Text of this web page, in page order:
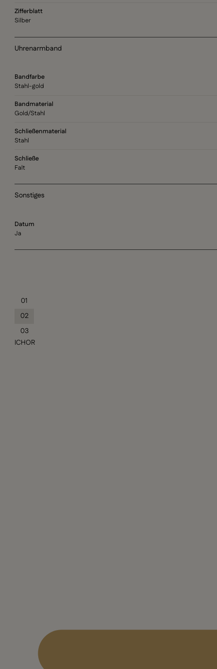
Zifferblatt
Silber
Uhrenarmband
Bandfarbe
Stahl-gold
Bandmaterial
Gold/Stahl
Schließenmaterial
Stahl
Schließe
Falt
Sonstiges
Datum
Ja
01
02
03
ICHOR